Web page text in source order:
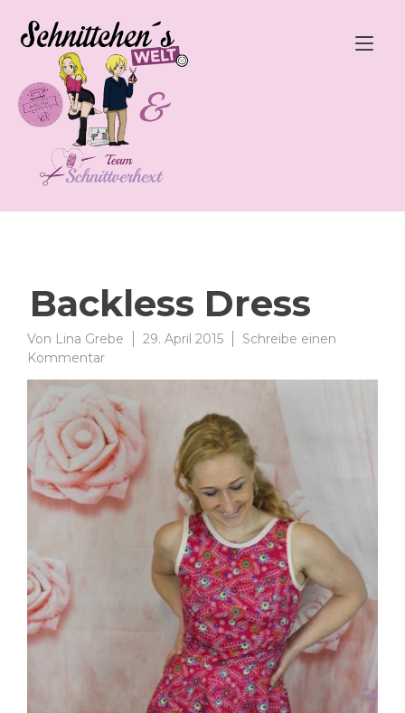
Inhalt
springen
Backless Dress
Von Lina Grebe 29. April 2015
Schreibe einen
Kommentarzu